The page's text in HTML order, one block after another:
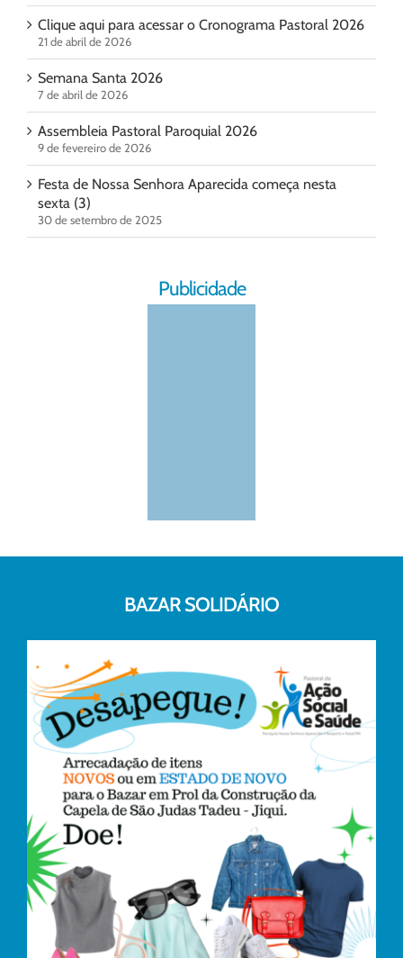
Clique aqui para acessar o Cronograma Pastoral 2026
21 de abril de 2026
Semana Santa 2026
7 de abril de 2026
Assembleia Pastoral Paroquial 2026
9 de fevereiro de 2026
Festa de Nossa Senhora Aparecida começa nesta
sexta (3)
30 de setembro de 2025
Publicidade
BAZAR SOLIDÁRIO